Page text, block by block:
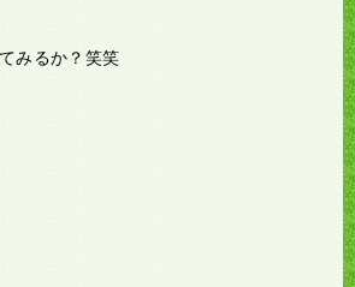
みるか？笑笑